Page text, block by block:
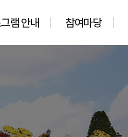
램 안내 참여마당